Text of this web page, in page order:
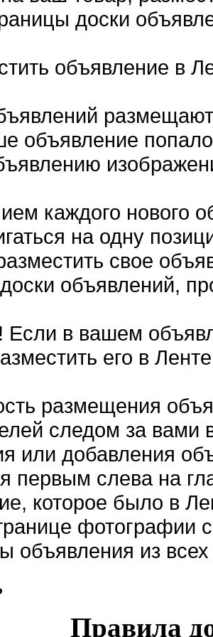
доски
объявление в
объявление
каждого нового
на одну
свое
объявлений,
Если в вашем
его в
размещения
следом за вами
или добавления
первым слева на
которое было в
фотографии
объявления из всех
Правила